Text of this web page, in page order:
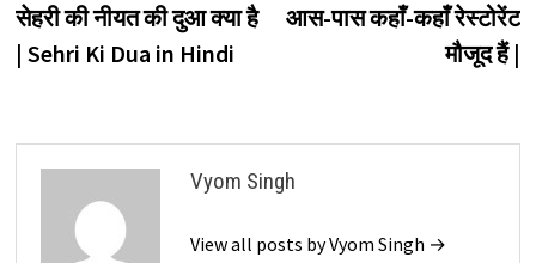
navigationpost:
सेहरी की नीयत की दुआ क्या है
| Sehri Ki Dua in Hindi
आस-पास कहाँ-कहाँ रेस्टोरेंट
मौजूद हैं |
Vyom Singh
View all posts by Vyom Singh →